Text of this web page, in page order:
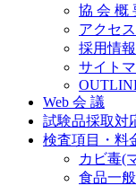
協 会 概
アクセス
採用情報
サイト
Web 会 議
試験品採取対
検査項目・料
カビ毒(
食品一